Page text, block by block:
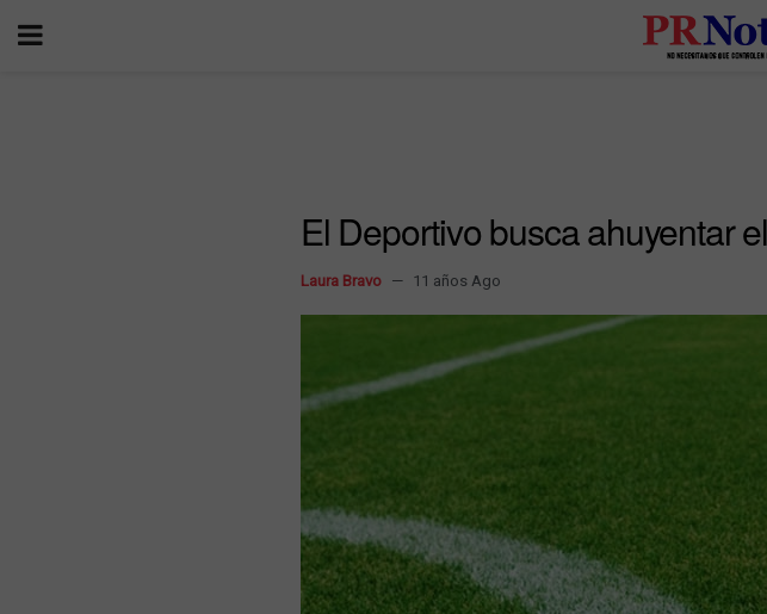
El Deportivo busca ahuyentar
Laura Bravo 11 años Ago